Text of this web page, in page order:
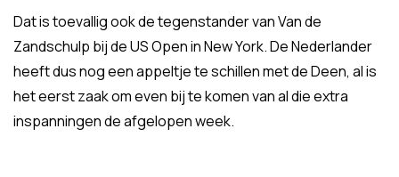
Dat is toevallig ook de tegenstander van Van de
Zandschulp bij de US Open in New York. De Nederlander
heeft dus nog een appeltje te schillen met de Deen, al is
het eerst zaak om even bij te komen van al die extra
inspanningen de afgelopen week.